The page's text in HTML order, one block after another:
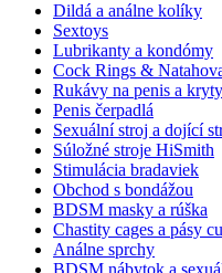
Dildá a análne kolíky
Sextoys
Lubrikanty a kondómy
Cock Rings &
Rukávy na penis a
Penis čerpadlá
Sexuální stroj a dojící
Súložné stroje HiSmith
Stimulácia bradaviek
Obchod s bondážou
BDSM masky a rúška
Chastity cages a pásy
Análne sprchy